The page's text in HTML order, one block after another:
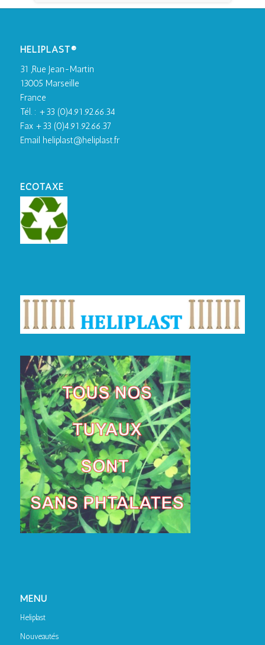
HELIPLAST®
31 ,Rue Jean-Martin
13005 Marseille
France
Tél. : +33 (0)4.91.92.66.34
Fax +33 (0)4.91.92.66.37
Email heliplast@heliplast.fr
ECOTAXE
MENU
Heliplast
Nouveautés